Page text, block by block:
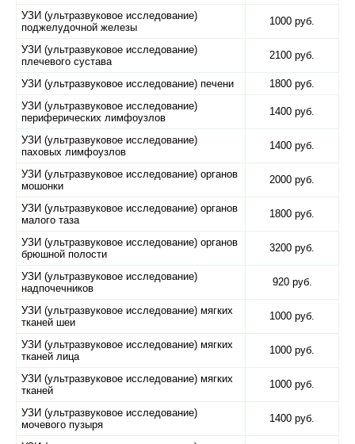
УЗИ (ультразвуковое исследование)
поджелудочной железы
1000 руб.
УЗИ (ультразвуковое исследование)
плечевого сустава
2100 руб.
УЗИ (ультразвуковое исследование) печени
1800 руб.
УЗИ (ультразвуковое исследование)
периферических лимфоузлов
1400 руб.
УЗИ (ультразвуковое исследование)
паховых лимфоузлов
1400 руб.
УЗИ (ультразвуковое исследование) органов
мошонки
2000 руб.
УЗИ (ультразвуковое исследование) органов
малого таза
1800 руб.
УЗИ (ультразвуковое исследование) органов
брюшной полости
3200 руб.
УЗИ (ультразвуковое исследование)
надпочечников
920 руб.
УЗИ (ультразвуковое исследование) мягких
тканей шеи
1000 руб.
УЗИ (ультразвуковое исследование) мягких
тканей лица
1000 руб.
УЗИ (ультразвуковое исследование) мягких
тканей
1000 руб.
УЗИ (ультразвуковое исследование)
мочевого пузыря
1400 руб.